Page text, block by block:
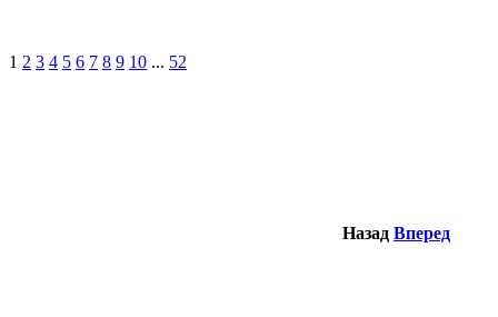
1 2 3 4 5 6 7 8 9 10 ... 52
Назад Вперед